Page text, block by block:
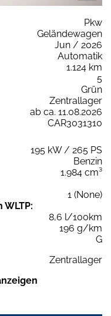
Pkw
Geländewagen
Jun / 2026
Automatik
1.124 km
5
Grün
Zentrallager
ab ca. 11.08.2026
CAR3031310
195 kW / 265 PS
Benzin
1.984 cm³
1 (None)
8,6 l/100km
196 g/km
G
Zentrallager